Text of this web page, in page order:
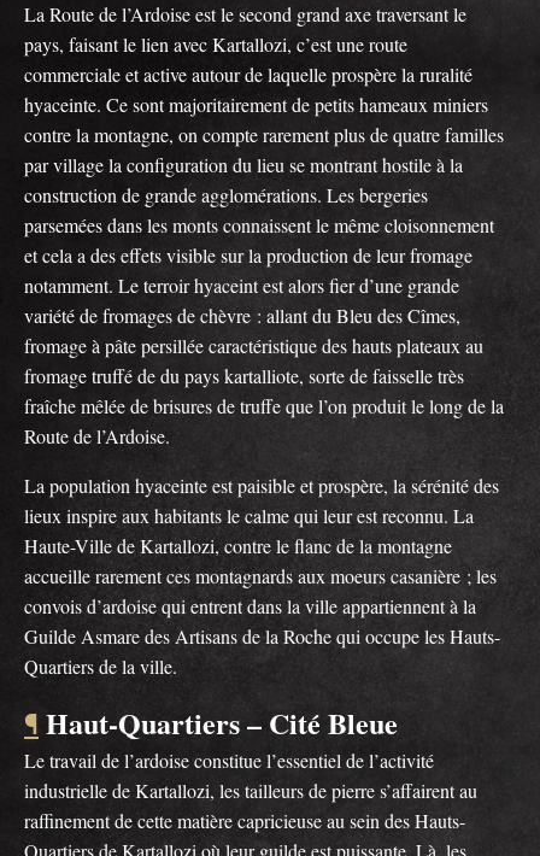
La Route de l’Ardoise est le second grand axe traversant le
pays, faisant le lien avec Kartallozi, c’est une route
commerciale et active autour de laquelle prospère la ruralité
hyaceinte. Ce sont majoritairement de petits hameaux miniers
contre la montagne, on compte rarement plus de quatre familles
par village la configuration du lieu se montrant hostile à la
construction de grande agglomérations. Les bergeries
parsemées dans les monts connaissent le même cloisonnement
et cela a des effets visible sur la production de leur fromage
notamment. Le terroir hyaceint est alors fier d’une grande
variété de fromages de chèvre : allant du Bleu des Cîmes,
fromage à pâte persillée caractéristique des hauts plateaux au
fromage truffé de du pays kartalliote, sorte de faisselle très
fraîche mêlée de brisures de truffe que l’on produit le long de la
Route de l’Ardoise.
La population hyaceinte est paisible et prospère, la sérénité des
lieux inspire aux habitants le calme qui leur est reconnu. La
Haute-Ville de Kartallozi, contre le flanc de la montagne
accueille rarement ces montagnards aux moeurs casanière ; les
convois d’ardoise qui entrent dans la ville appartiennent à la
Guilde Asmare des Artisans de la Roche qui occupe les Hauts-
Quartiers de la ville.
¶ Haut-Quartiers – Cité Bleue
Le travail de l’ardoise constitue l’essentiel de l’activité
industrielle de Kartallozi, les tailleurs de pierre s’affairent au
raffinement de cette matière capricieuse au sein des Hauts-
Quartiers de Kartallozi où leur guilde est puissante. Là, les